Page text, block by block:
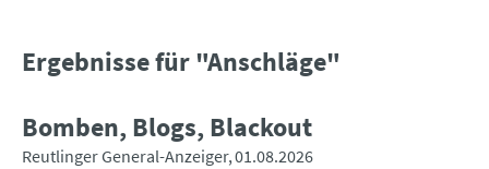
Ergebnisse für "Anschläge"
Bomben, Blogs, Blackout
Reutlinger General-Anzeiger 01.08.2026